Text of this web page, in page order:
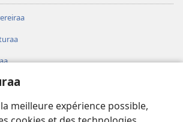
meilleure expérience possible,